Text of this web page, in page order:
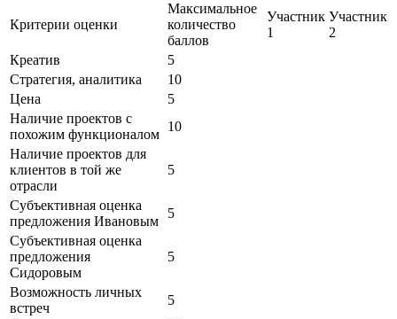
Критерии оценки
Максимальное
количество
баллов
Участник
1
Участник
2
Креатив
5
Стратегия, аналитика
10
Цена
5
Наличие проектов с
похожим функционалом
10
Наличие проектов для
клиентов в той же
отрасли
5
Субъективная оценка
предложения Ивановым
5
Субъективная оценка
предложения
Сидоровым
5
Возможность личных
встреч
5